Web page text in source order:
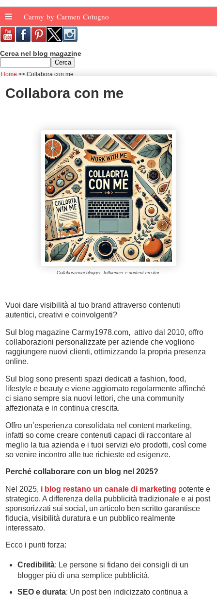
≡ Carmy by Carmen Cotugno
Cerca nel blog magazine
Home Collabora con me
Collabora con me
Collaborazioni blogger, Influencer e content creator
Vuoi dare visibilità al tuo brand attraverso contenuti
autentici, creativi e coinvolgenti?
Sul blog magazine Carmy1978.com, attivo dal 2010, offro
collaborazioni personalizzate per aziende che vogliono
raggiungere nuovi clienti, ottimizzando la propria presenza
online.
Sul blog sono presenti spazi dedicati a fashion, food,
lifestyle e beauty e viene aggiornato regolarmente affinché
ci siano sempre sia nuovi lettori, che una community
affezionata e in continua crescita.
Offro un’esperienza consolidata nel content marketing,
infatti so come creare contenuti capaci di raccontare al
meglio la tua azienda e i tuoi servizi e/o prodotti, così come
so venire incontro alle tue richieste ed esigenze.
Perché collaborare con un blog nel 2025?
Nel 2025, i blog restano un canale di marketing potente e
strategico. A differenza della pubblicità tradizionale e ai post
sponsorizzati sui social, un articolo ben scritto garantisce
fiducia, visibilità duratura e un pubblico realmente
interessato.
Ecco i punti forza:
Credibilità: Le persone si fidano dei consigli di un
blogger più di una semplice pubblicità.
SEO e durata: Un post ben indicizzato continua a